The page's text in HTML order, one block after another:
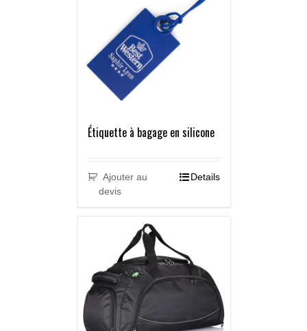
Étiquette à bagage en silicone
Ajouter au
devis
Details